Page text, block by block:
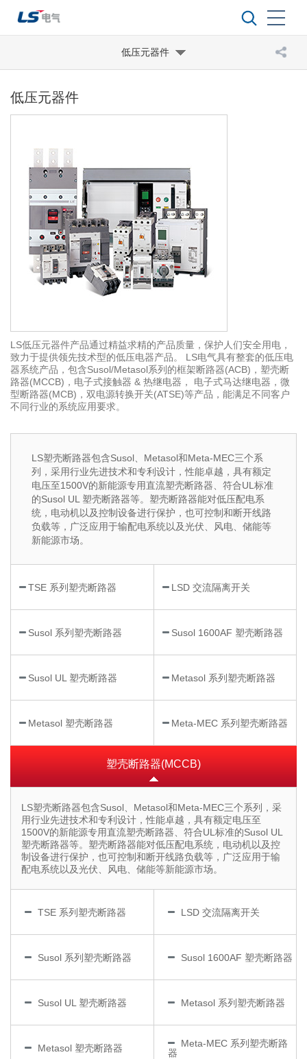
低压元器件
低压元器件
LS低压元器件产品通过精益求精的产品质量，保护人们安全用电，
致力于提供领先技术型的低压电器产品。 LS电气具有整套的低压电
器系统产品，包含Susol/Metasol系列的框架断路器(ACB)，塑壳断
路器(MCCB)，电子式接触器 & 热继电器， 电子式马达继电器，微
型断路器(MCB)，双电源转换开关(ATSE)等产品，能满足不同客户
不同行业的系统应用要求。
LS塑壳断路器包含Susol、Metasol和Meta-MEC三个系
列，采用行业先进技术和专利设计，性能卓越，具有额定
电压至1500V的新能源专用直流塑壳断路器、符合UL标准
的Susol UL 塑壳断路器等。塑壳断路器能对低压配电系
统，电动机以及控制设备进行保护，也可控制和断开线路
负载等，广泛应用于输配电系统以及光伏、风电、储能等
新能源市场。
TSE 系列塑壳断路器 LSD 交流隔离开关
Susol 系列塑壳断路器 Susol 1600AF 塑壳断路器
Susol UL 塑壳断路器 Metasol 系列塑壳断路器
Metasol 塑壳断路器 Meta-MEC 系列塑壳断路器
塑壳断路器(MCCB)
LS塑壳断路器包含Susol、Metasol和Meta-MEC三个系列，采
用行业先进技术和专利设计，性能卓越，具有额定电压至
1500V的新能源专用直流塑壳断路器、符合UL标准的Susol UL
塑壳断路器等。塑壳断路器能对低压配电系统，电动机以及控
制设备进行保护，也可控制和断开线路负载等，广泛应用于输
配电系统以及光伏、风电、储能等新能源市场。
TSE 系列塑壳断路器 LSD 交流隔离开关
Susol 系列塑壳断路器 Susol 1600AF 塑壳断路器
Susol UL 塑壳断路器 Metasol 系列塑壳断路器
Metasol 塑壳断路器
Meta-MEC 系列塑壳断路
器